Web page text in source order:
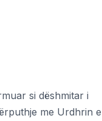
si dëshmitar i
me Urdhrin e